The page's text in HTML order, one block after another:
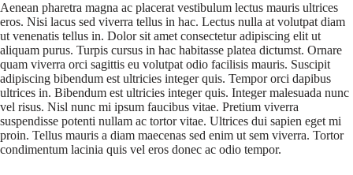
Aenean pharetra magna ac placerat vestibulum lectus mauris ultrices
eros. Nisi lacus sed viverra tellus in hac. Lectus nulla at volutpat diam
ut venenatis tellus in. Dolor sit amet consectetur adipiscing elit ut
aliquam purus. Turpis cursus in hac habitasse platea dictumst. Ornare
quam viverra orci sagittis eu volutpat odio facilisis mauris. Suscipit
adipiscing bibendum est ultricies integer quis. Tempor orci dapibus
ultrices in. Bibendum est ultricies integer quis. Integer malesuada nunc
vel risus. Nisl nunc mi ipsum faucibus vitae. Pretium viverra
suspendisse potenti nullam ac tortor vitae. Ultrices dui sapien eget mi
proin. Tellus mauris a diam maecenas sed enim ut sem viverra. Tortor
condimentum lacinia quis vel eros donec ac odio tempor.